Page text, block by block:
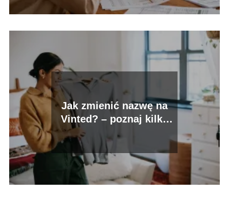
Jak zmienić nazwę na
Vinted? – poznaj kilka
kroków, które ułatwią Ci
proces